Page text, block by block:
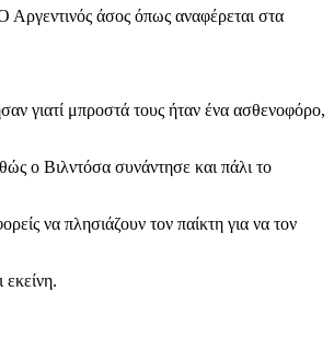
άσος όπως αναφέρεται στα
γιατί μπροστά τους ήταν ένα ασθενοφόρο,
ο Βιλντόσα συνάντησε και πάλι το
να πλησιάζουν τον παίκτη για να τον